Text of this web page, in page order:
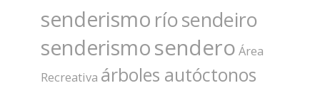
senderismo ríosendeiro
senderismosendero Área
Recreativa árboles autóctonos